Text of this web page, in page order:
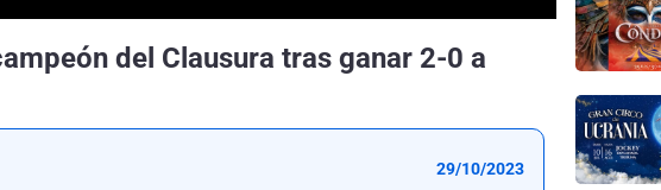
del Clausura tras ganar 2-0 a
29/10/2023